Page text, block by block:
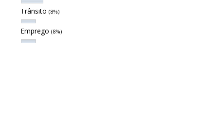
Trânsito (8%)
Emprego (8%)